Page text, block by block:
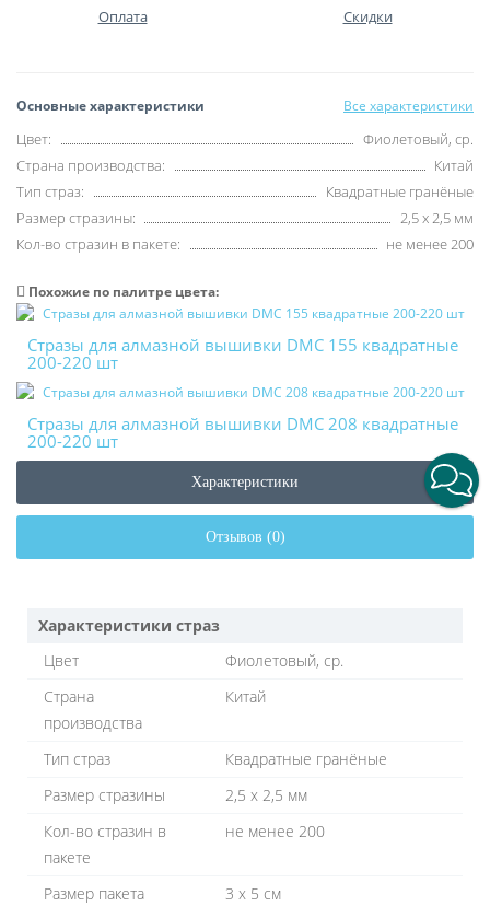
Оплата Скидки
Основные характеристики Все характеристики
Цвет:
Фиолетовый, ср.
Страна производства:
Китай
Тип страз:
Квадратные гранёные
Размер стразины:
2,5 х 2,5 мм
Кол-во стразин в пакете:
не менее 200
Похожие по палитре цвета:
Стразы для алмазной вышивки DMC 155 квадратные
200-220 шт
Стразы для алмазной вышивки DMC 208 квадратные
200-220 шт
Характеристики
Отзывов (0)
Характеристики страз
Цвет
Фиолетовый, ср.
Страна
производства
Китай
Тип страз
Квадратные гранёные
Размер стразины
2,5 х 2,5 мм
Кол-во стразин в
пакете
не менее 200
Размер пакета
3 х 5 см